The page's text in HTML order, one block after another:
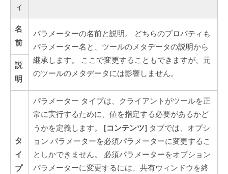
ィ
名
前
パラメーターの名前と説明。 どちらのプロパティも
パラメーター名と、ツールのメタデータの説明から
継承します。 ここで変更することもできますが、元
のツールのメタデータには影響しません。
説
明
タ
イ
プ
パラメーター タイプは、クライアントがツールを正
常に実行するために、値を指定する必要があるかど
うかを定義します。 [コンテンツ] タブでは、オプシ
ョン パラメーターを必須パラメーターに変更するこ
としかできません。 必須パラメーターをオプション
パラメーターに変更するには、共有ウィンドウを終